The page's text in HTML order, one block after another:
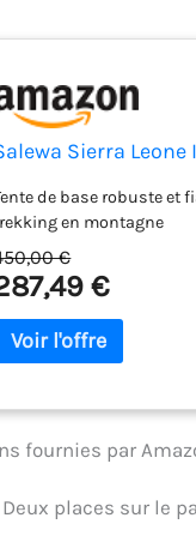
Sierra Leone
de base robuste et
en montagne
€
€
fournies par
Deux places sur le